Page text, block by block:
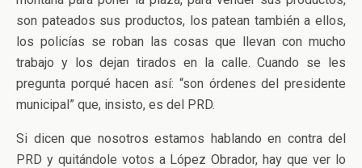
son pateados sus productos, los patean también a ellos,
los policías se roban las cosas que llevan con mucho
trabajo y los dejan tirados en la calle. Cuando se les
pregunta porqué hacen así: “son órdenes del presidente
municipal” que, insisto, es del PRD.
Si dicen que nosotros estamos hablando en contra del
PRD y quitándole votos a López Obrador, hay que ver lo